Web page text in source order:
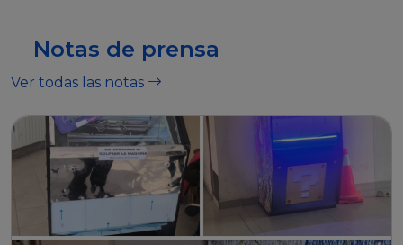
Notas de prensa
Ver todas las notas